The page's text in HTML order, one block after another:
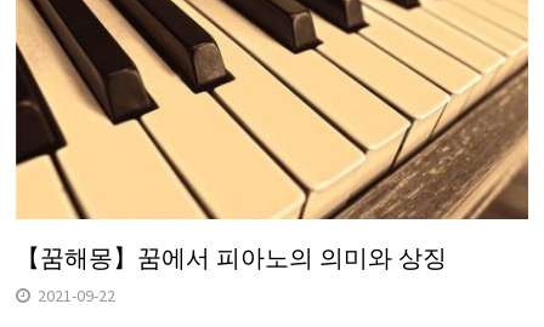
【꿈해몽】꿈에서 피아노의 의미와 상징
2021-09-22